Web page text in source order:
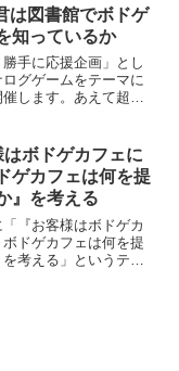
受け入れ作業など、
は図書館でボドゲ
知っているか
勝手に応援企画」とし
グゲームをテーマに
します。あえて超オ
うな、ごく基本的な
験し...
ボドゲカフェに
ゲカフェは何を提
』を考える
『お客様はボドゲカ
ドゲカフェは何を提
考える」というテー